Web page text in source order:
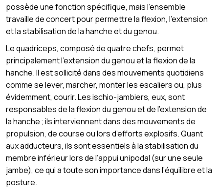
possède une fonction spécifique, mais l’ensemble
travaille de concert pour permettre la flexion, l’extension
et la stabilisation de la hanche et du genou.
Le quadriceps, composé de quatre chefs, permet
principalement l’extension du genou et la flexion de la
hanche. Il est sollicité dans des mouvements quotidiens
comme se lever, marcher, monter les escaliers ou, plus
évidemment, courir. Les ischio-jambiers, eux, sont
responsables de la flexion du genou et de l’extension de
la hanche ; ils interviennent dans des mouvements de
propulsion, de course ou lors d’efforts explosifs. Quant
aux adducteurs, ils sont essentiels à la stabilisation du
membre inférieur lors de l’appui unipodal (sur une seule
jambe), ce qui a toute son importance dans l’équilibre et la
posture.